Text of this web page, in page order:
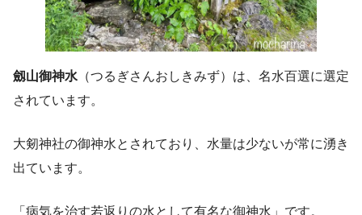
劔山御神水 （つるぎさんおしきみず）は、名水百選に選定
されています。
大剱神社の御神水とされており、水量は少ないが常に湧き
出ています。
「病気を治す若返りの水として有名な御神水」です。